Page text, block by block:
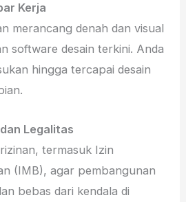
Kerja
merancang denah dan visual
software desain terkini. Anda
hingga tercapai desain
Legalitas
termasuk Izin
(IMB), agar pembangunan
bebas dari kendala di